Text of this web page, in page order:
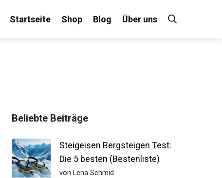
Startseite Shop Blog Über uns
Beliebte Beiträge
Steigeisen Bergsteigen Test:
Die 5 besten (Bestenliste)
von Lena Schmid